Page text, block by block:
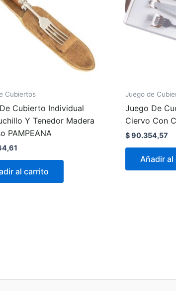
Cubiertos
Cubierto Individual
Y Tenedor Madera
PAMPEANA
al carrito
Juego de
Juego De
Ciervo Con
$90.354,57
Añadir